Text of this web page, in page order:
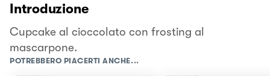
Introduzione
Cupcake al cioccolato con frosting al
mascarpone.
POTREBBERO PIACERTI ANCHE...